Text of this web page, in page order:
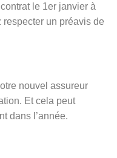
le 1er janvier à
un préavis de
nouvel assureur
Et cela peut
dans l’année.